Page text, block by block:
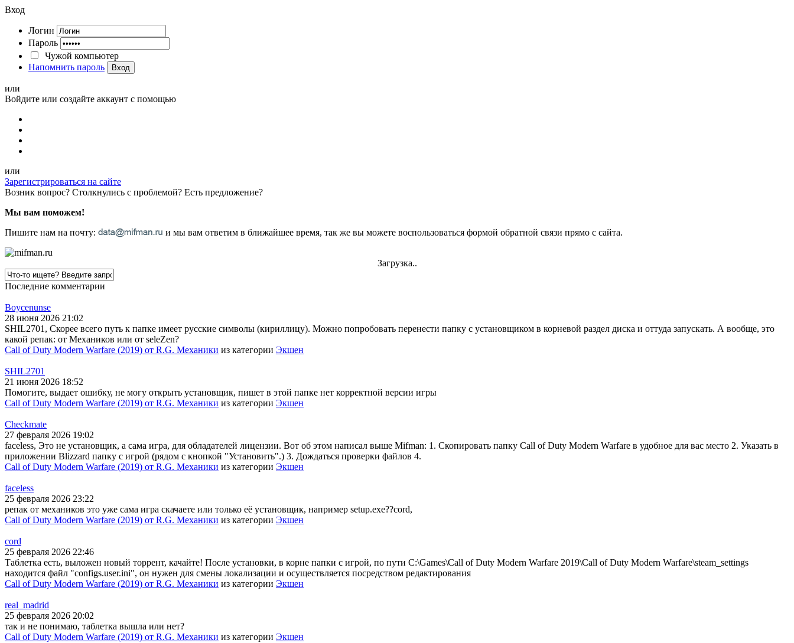
Вход
Логин
Пароль
Чужой компьютер
Напомнить пароль
Вход
или
Войдите или создайте аккаунт с помощью
или
Зарегистрироваться на сайте
Возник вопрос? Столкнулись с проблемой? Есть предложение?
Мы вам поможем!
Пишите нам на почту:
и мы вам ответим в ближайшее время, так же вы можете воспользоваться формой обратной связи прямо с сайта.
Загрузка..
Последние комментарии
Boycenunse
28 июня 2026 21:02
SHIL2701, Скорее всего путь к папке имеет русские символы (кириллицу). Можно попробовать перенести папку с установщиком в корневой раздел диска и оттуда запускать. А вообще, это
какой репак: от Механиков или от seleZen?
Call of Duty Modern Warfare (2019) от R.G. Механики из категории Экшен
SHIL2701
21 июня 2026 18:52
Помогите, выдает ошибку, не могу открыть установщик, пишет в этой папке нет корректной версии игры
Call of Duty Modern Warfare (2019) от R.G. Механики из категории Экшен
Checkmate
27 февраля 2026 19:02
faceless, Это не установщик, а сама игра, для обладателей лицензии. Вот об этом написал выше Mifman: 1. Скопировать папку Call of Duty Modern Warfare в удобное для вас место 2. Указать в
приложении Blizzard папку с игрой (рядом с кнопкой "Установить".) 3. Дождаться проверки файлов 4.
Call of Duty Modern Warfare (2019) от R.G. Механики из категории Экшен
faceless
25 февраля 2026 23:22
репак от механиков это уже сама игра скачаете или только её установщик, например setup.exe??cord,
Call of Duty Modern Warfare (2019) от R.G. Механики из категории Экшен
cord
25 февраля 2026 22:46
Таблетка есть, выложен новый торрент, качайте! После установки, в корне папки с игрой, по пути C:\Games\Call of Duty Modern Warfare 2019\Call of Duty Modern Warfare\steam_settings
находится файл "configs.user.ini", он нужен для смены локализации и осуществляется посредством редактирования
Call of Duty Modern Warfare (2019) от R.G. Механики из категории Экшен
real_madrid
25 февраля 2026 20:02
так и не понимаю, таблетка вышла или нет?
Call of Duty Modern Warfare (2019) от R.G. Механики из категории Экшен